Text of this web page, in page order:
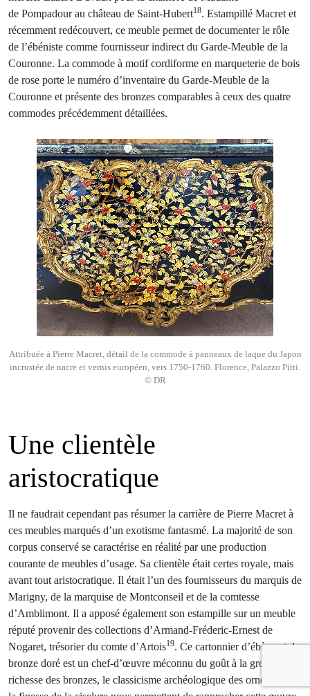
de Pompadour au château de Saint-Hubert18. Estampillé Macret et
récemment redécouvert, ce meuble permet de documenter le rôle
de l’ébéniste comme fournisseur indirect du Garde-Meuble de la
Couronne. La commode à motif cordiforme en marqueterie de bois
de rose porte le numéro d’inventaire du Garde-Meuble de la
Couronne et présente des bronzes comparables à ceux des quatre
commodes précédemment détaillées.
Attribuée à Pierre Macret, détail de la commode à panneaux de laque du Japon
incrustée de nacre et vernis européen, vers 1750-1760. Florence, Palazzo Pitti.
© DR
Une clientèle
aristocratique
Il ne faudrait cependant pas résumer la carrière de Pierre Macret à
ces meubles marqués d’un exotisme fantasmé. La majorité de son
corpus conservé se caractérise en réalité par une production
courante de meubles d’usage. Sa clientèle était certes royale, mais
avant tout aristocratique. Il était l’un des fournisseurs du marquis de
Marigny, de la marquise de Montconseil et de la comtesse
d’Amblimont. Il a apposé également son estampille sur un meuble
réputé provenir des collections d’Armand-Fréderic-Ernest de
Nogaret, trésorier du comte d’Artois19. Ce cartonnier d’ébène et de
bronze doré est un chef-d’œuvre méconnu du goût à la grecque. La
richesse des bronzes, le classicisme archéologique des ornements et